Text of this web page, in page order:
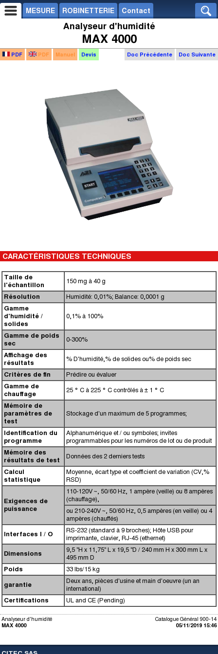
MESURE ROBINETTERIE Contact
Analyseur d'humidité
MAX 4000
Doc Précédente Doc Suivante
PDF PDF Manuel Devis
CARACTÉRISTIQUES TECHNIQUES
Taille de
l'échantillon
150 mg à 40 g
Résolution Humidité: 0,01%; Balance: 0,0001 g
Gamme
d'humidité /
solides
0,1% à 100%
Gamme de poids
sec
0-300%
Affichage des
résultats
% D'humidité,% de solides ou% de poids sec
Critères de fin
Prédire ou évaluer
Gamme de
chauffage
25 ° C à 225 ° C contrôlés à ± 1 ° C
Mémoire de
paramètres de
test
Stockage d'un maximum de 5 programmes;
Identification du
programme
Alphanumérique et / ou symboles; invites
programmables pour les numéros de lot ou de produit
Mémoire des
résultats de test
Données des 2 derniers tests
Calcul
statistique
Moyenne, écart type et coefficient de variation (CV,%
RSD)
Exigences de
puissance
110-120V ~, 50/60 Hz, 1 ampère (veille) ou 8 ampères
(chauffage),
ou 210-240V ~, 50/60 Hz, 0,5 ampères (en veille) ou 4
ampères (chauffés)
Interfaces I / O
RS-232 (standard à 9 broches); Hôte USB pour
imprimante, clavier, RJ-45 (ethernet)
Dimensions
9,5 "H x 11,75" L x 19,5 "D / 240 mm H x 300 mm L x
495 mm D
Poids
33 lbs/15 kg
garantie
Deux ans, pièces d'usine et main d'oeuvre (un an
international)
Certifications
UL and CE (Pending)
Catalogue Général 900-14
05/11/2019 15:46
Analyseur d'humidité
MAX 4000